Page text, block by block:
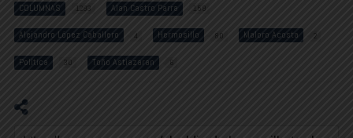
COLUMNAS 1293 Alan Castro Parra 159
Alejandro López Caballero 4 Hermosillo 80 Maloro Acosta 2
Política 30 Toño Astiazaran 6